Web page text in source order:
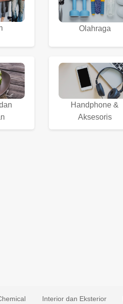
Olahraga
Handphone &
Aksesoris
Interior dan Eksterior